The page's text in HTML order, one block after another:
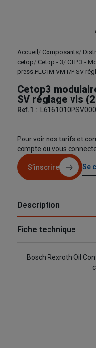
Accueil Composants
cetop
Cetop - 3 CTP 3 -
press.PLC1M VM1/P SV
Cetop3
SV réglage vis
Ref.1 :
Pour voir nos tarifs et
compte ou vous
S’inscrire Se
Description
Fiche technique
Bosch Rexroth Oil